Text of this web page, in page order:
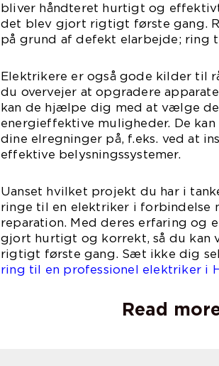
bliver håndteret hurtigt og
det blev gjort rigtigt første gang.
på grund af defekt elarbejde; ring
Elektrikere er også gode kilder til
du overvejer at opgradere
kan de hjælpe dig med at vælge
energieffektive muligheder. De
dine elregninger på, f.eks. ved at
effektive belysningssystemer.
Uanset hvilket projekt du har i
ringe til en elektriker i forbindelse
reparation. Med deres erfaring og
gjort hurtigt og korrekt, så du
rigtigt første gang. Sæt ikke dig
ring til en professionel elektriker i
Read